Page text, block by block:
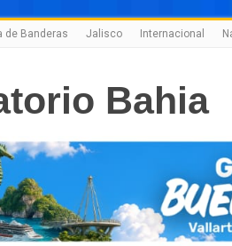
de Banderas Jalisco Internacional